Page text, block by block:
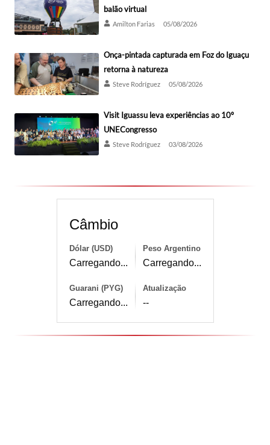
balão virtual
Amilton Farias 05/08/2026
Onça-pintada capturada em Foz do Iguaçu
retorna à natureza
Steve Rodríguez 05/08/2026
Visit Iguassu leva experiências ao 10º
UNECongresso
Steve Rodríguez 03/08/2026
Câmbio
Dólar (USD)
Carregando...
Peso Argentino
Carregando...
Guarani (PYG)
Carregando...
Atualização
--